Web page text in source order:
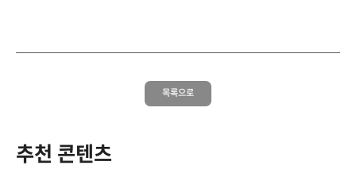
목록으로
추천 콘텐츠